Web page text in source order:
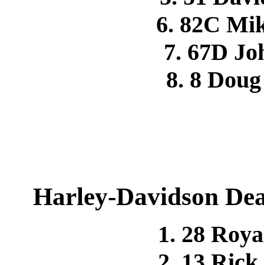
6. 82C
7. 67D
8. 8
Harley-Davidson
1. 28